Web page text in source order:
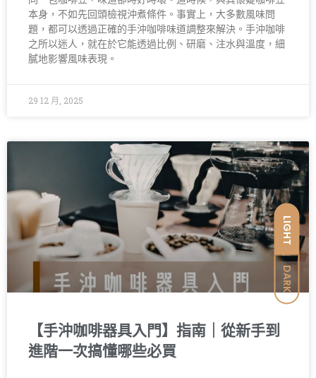
LIGHT
DARK
本身，不如先回頭檢視沖煮條件。事實上，大多數風味問
題，都可以透過正確的手沖咖啡味道調整來解決。手沖咖啡
之所以迷人，就在於它能透過比例、研磨、注水與溫度，細
膩地影響風味表現。
29 12 月, 2025
【手沖咖啡器具入門】指南｜從新手到
進階一次搞懂哪些必買